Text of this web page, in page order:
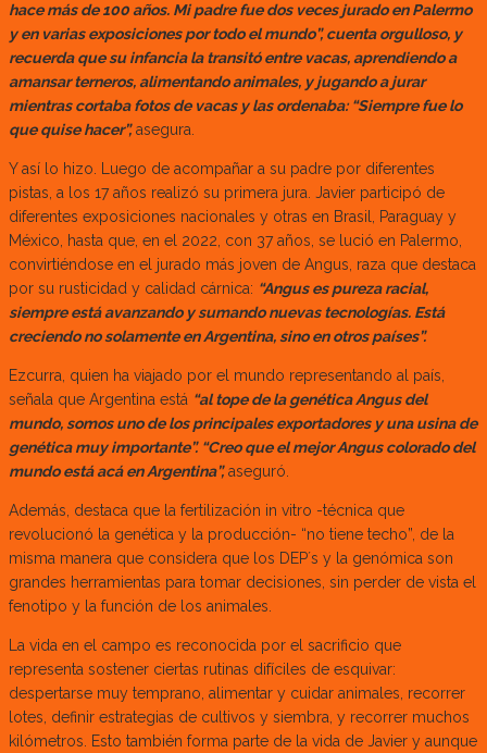
hace más de 100 años. Mi padre fue dos veces jurado en Palermo
y en varias exposiciones por todo el mundo”, cuenta orgulloso, y
recuerda que su infancia la transitó entre vacas, aprendiendo a
amansar terneros, alimentando animales, y jugando a jurar
mientras cortaba fotos de vacas y las ordenaba: “Siempre fue lo
que quise hacer”,asegura.
Y así lo hizo. Luego de acompañar a su padre por diferentes
pistas, a los 17 años realizó su primera jura. Javier participó de
diferentes exposiciones nacionales y otras en Brasil, Paraguay y
México, hasta que, en el 2022, con 37 años, se lució en Palermo,
convirtiéndose en el jurado más joven de Angus, raza que destaca
por su rusticidad y calidad cárnica: “Angus es pureza racial,
siempre está avanzando y sumando nuevas tecnologías. Está
creciendo no solamente en Argentina, sino en otros países”.
Ezcurra, quien ha viajado por el mundo representando al país,
señala que Argentina está “al tope de la genética Angus del
mundo, somos uno de los principales exportadores y una usina de
genética muy importante”. “Creo que el mejor Angus colorado del
mundo está acá en Argentina”,aseguró.
Además, destaca que la fertilización in vitro -técnica que
revolucionó la genética y la producción- “no tiene techo”, de la
misma manera que considera que los DEP´s y la genómica son
grandes herramientas para tomar decisiones, sin perder de vista el
fenotipo y la función de los animales.
La vida en el campo es reconocida por el sacrificio que
representa sostener ciertas rutinas difíciles de esquivar:
despertarse muy temprano, alimentar y cuidar animales, recorrer
lotes, definir estrategias de cultivos y siembra, y recorrer muchos
kilómetros. Esto también forma parte de la vida de Javier y aunque